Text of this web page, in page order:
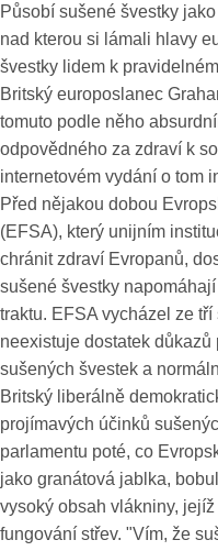
Působí sušené švestky
nad kterou si lámali hlavy
švestky lidem k
Britský europoslanec
tomuto podle něho
odpovědného za zdraví k
internetovém vydání o tom
Před nějakou dobou
(EFSA), který unijním
chránit zdraví Evropanů,
sušené švestky
traktu. EFSA vycházel ze
neexistuje dostatek
sušených švestek a
Britský liberálně
projímavých účinků
parlamentu poté, co
jako granátová jablka,
vysoký obsah vlákniny,
fungování střev. "Vím, že